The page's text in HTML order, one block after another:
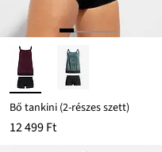
Bő tankini (2-részes szett)
12 499 Ft